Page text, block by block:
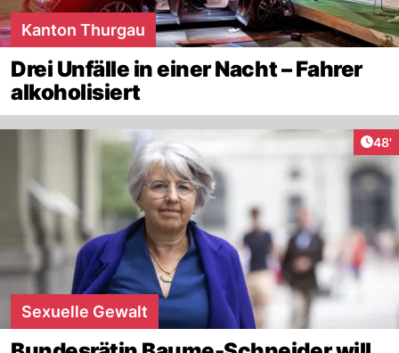
Kanton Thurgau
Drei Unfälle in einer Nacht – Fahrer
alkoholisiert
48'
Sexuelle Gewalt